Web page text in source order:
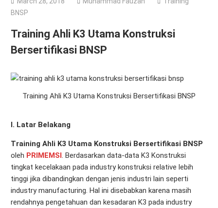
BNSP
Training Ahli K3 Utama Konstruksi
Bersertifikasi BNSP
Training Ahli K3 Utama Konstruksi Bersertifikasi BNSP
I. Latar Belakang
Training Ahli K3 Utama Konstruksi Bersertifikasi BNSP
oleh PRIMEMSI. Berdasarkan data-data K3 Konstruksi
tingkat kecelakaan pada industry konstruksi relative lebih
tinggi jika dibandingkan dengan jenis industri lain seperti
industry manufacturing. Hal ini disebabkan karena masih
rendahnya pengetahuan dan kesadaran K3 pada industry